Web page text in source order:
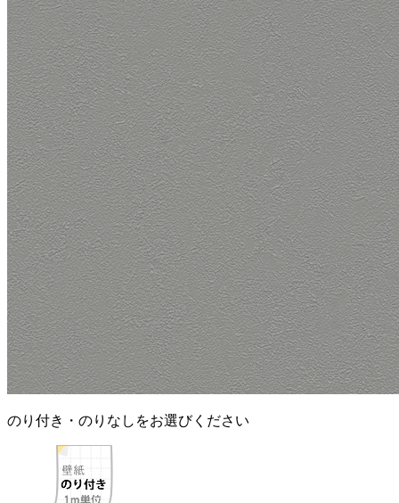
のり付き・のりなしをお選びください